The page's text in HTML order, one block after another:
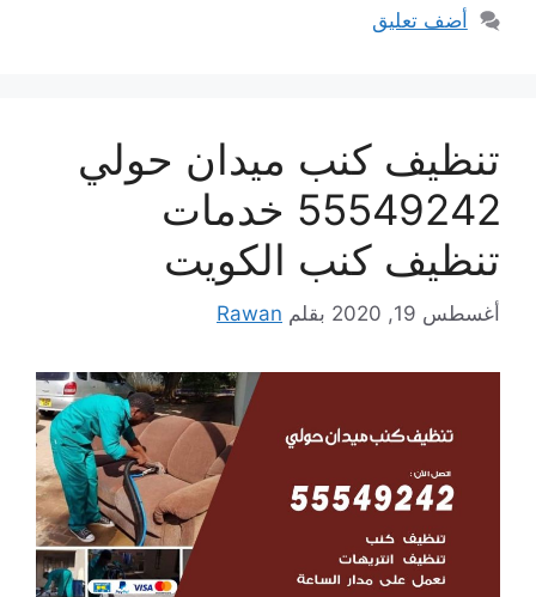
أضف تعليق
تنظيف كنب ميدان حولي
55549242 خدمات
تنظيف كنب الكويت
أغسطس 19, 2020 بقلم Rawan